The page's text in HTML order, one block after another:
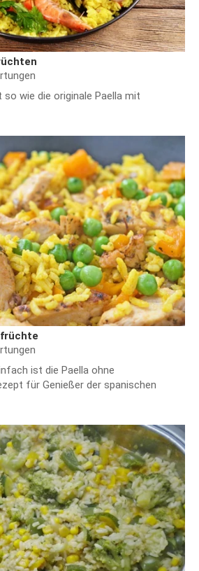
wie die originale Paella mit
ist die Paella ohne
für Genießer der spanischen